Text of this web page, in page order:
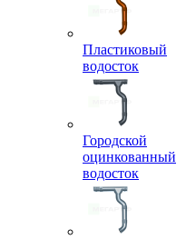
Пластиковый
водосток
Городской
оцинкованный
водосток